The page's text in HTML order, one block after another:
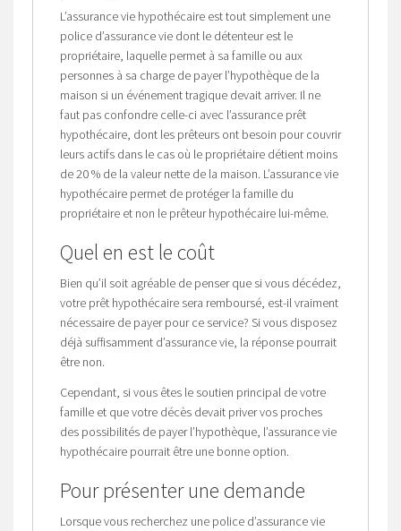
L’assurance vie hypothécaire est tout simplement une
police d’assurance vie dont le détenteur est le
propriétaire, laquelle permet à sa famille ou aux
personnes à sa charge de payer l’hypothèque de la
maison si un événement tragique devait arriver. Il ne
faut pas confondre celle-ci avec l’assurance prêt
hypothécaire, dont les prêteurs ont besoin pour couvrir
leurs actifs dans le cas où le propriétaire détient moins
de 20 % de la valeur nette de la maison. L’assurance vie
hypothécaire permet de protéger la famille du
propriétaire et non le prêteur hypothécaire lui-même.
Quel en est le coût
Bien qu’il soit agréable de penser que si vous décédez,
votre prêt hypothécaire sera remboursé, est-il vraiment
nécessaire de payer pour ce service? Si vous disposez
déjà suffisamment d’assurance vie, la réponse pourrait
être non.
Cependant, si vous êtes le soutien principal de votre
famille et que votre décès devait priver vos proches
des possibilités de payer l’hypothèque, l’assurance vie
hypothécaire pourrait être une bonne option.
Pour présenter une demande
Lorsque vous recherchez une police d’assurance vie